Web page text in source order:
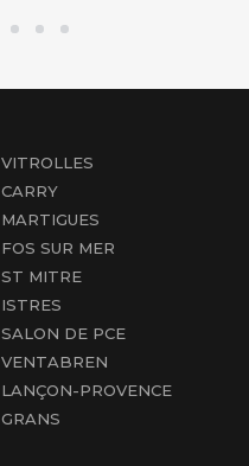
VITROLLES
CARRY
MARTIGUES
FOS SUR MER
ST MITRE
ISTRES
SALON DE PCE
VENTABREN
LANÇON-PROVENCE
GRANS